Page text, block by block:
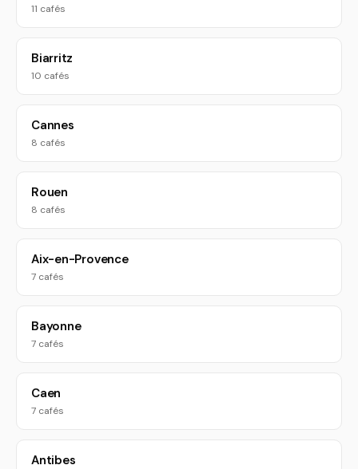
11 cafés
Biarritz
10 cafés
Cannes
8 cafés
Rouen
8 cafés
Aix-en-Provence
7 cafés
Bayonne
7 cafés
Caen
7 cafés
Antibes